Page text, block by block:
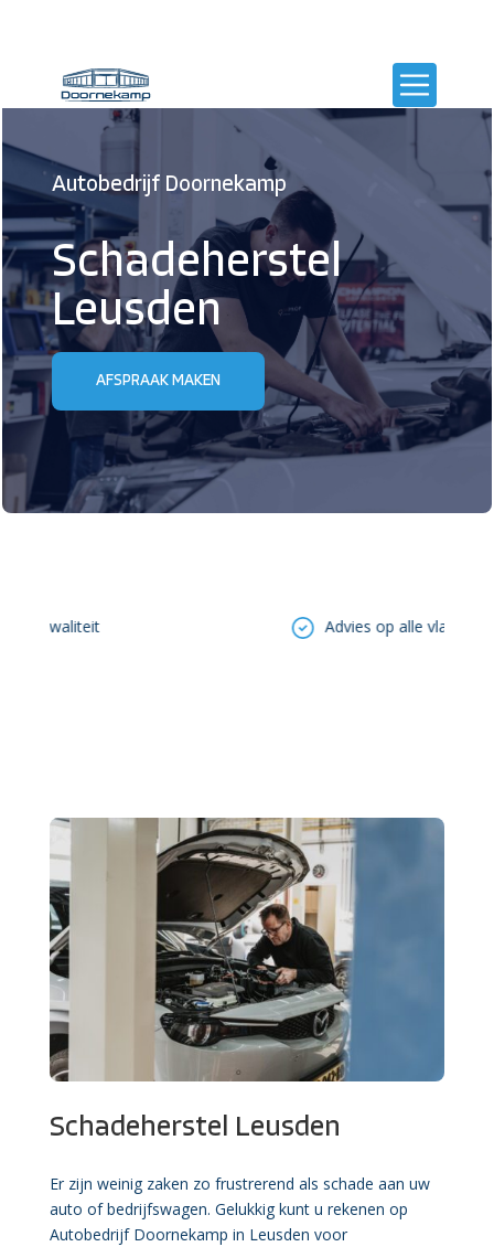
Autobedrijf Doornekamp
Schadeherstel
Leusden
AFSPRAAK MAKEN
Advies op alle vlakken
Schadeherstel Leusden
Er zijn weinig zaken zo frustrerend als schade aan uw
auto of bedrijfswagen. Gelukkig kunt u rekenen op
Autobedrijf Doornekamp in Leusden voor